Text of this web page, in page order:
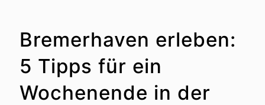
Bremerhaven erleben:
5 Tipps für ein
Wochenende in der